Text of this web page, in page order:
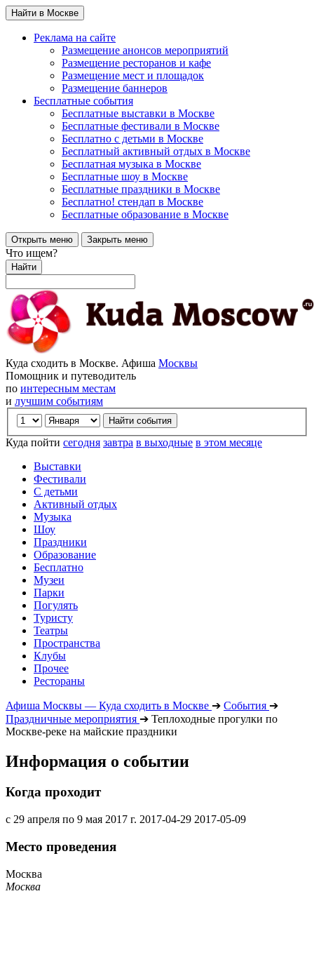
Найти в Москве
Реклама на сайте
Размещение анонсов мероприятий
Размещение ресторанов и кафе
Размещение мест и площадок
Размещение баннеров
Бесплатные события
Бесплатные выставки в Москве
Бесплатные фестивали в Москве
Бесплатно с детьми в Москве
Бесплатный активный отдых в Москве
Бесплатная музыка в Москве
Бесплатные шоу в Москве
Бесплатные праздники в Москве
Бесплатно! стендап в Москве
Бесплатные образование в Москве
Открыть меню Закрыть меню
Что ищем?
Найти
Куда сходить в Москве. Афиша Москвы
Помощник и путеводитель
по интересным местам
и лучшим событиям
Куда пойти сегодня завтра в выходные в этом месяце
Выставки
Фестивали
С детьми
Активный отдых
Музыка
Шоу
Праздники
Образование
Бесплатно
Музеи
Парки
Погулять
Туристу
Театры
Пространства
Клубы
Прочее
Рестораны
Афиша Москвы — Куда сходить в Москве ➔ События ➔
Праздничные мероприятия ➔ Теплоходные прогулки по
Москве-реке на майские праздники
Информация о событии
Когда проходит
с 29 апреля по 9 мая 2017 г. 2017-04-29 2017-05-09
Место проведения
Москва
Москва